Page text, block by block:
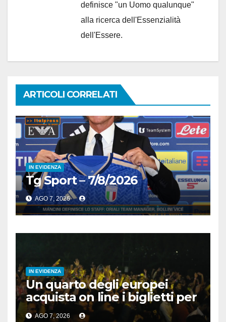
definisce "un Uomo qualunque"
alla ricerca dell'Essenzialità
dell'Essere.
ARTICOLI CORRELATI
IN EVIDENZA
Tg Sport – 7/8/2026
AGO 7, 2026
IN EVIDENZA
Un quarto degli europei
acquista on line i biglietti per
gli spettacoli
AGO 7, 2026